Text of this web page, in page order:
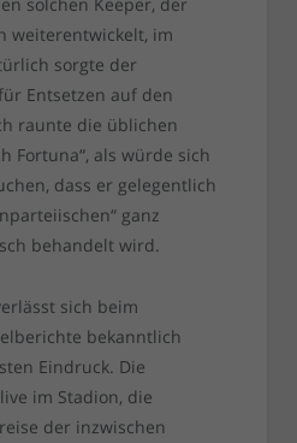
weiterentwickelt, im
sorgte der
Entsetzen auf den
raunte die üblichen
Fortuna“, als würde sich
dass er gelegentlich
ganz
behandelt wird.
sich beim
bekanntlich
Eindruck. Die
im Stadion, die
der inzwischen